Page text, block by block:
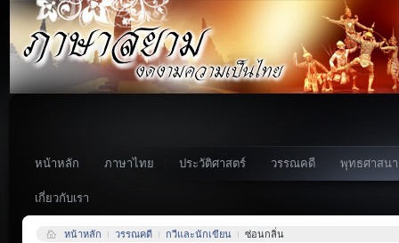
หน้าหลัก ภาษาไทย ประวัติศาสตร์ วรรณคดี พุทธศาสนา
เกี่ยวกับเรา
หน้าหลัก วรรณคดี กวีและนักเขียน ซ่อนกลิ่น